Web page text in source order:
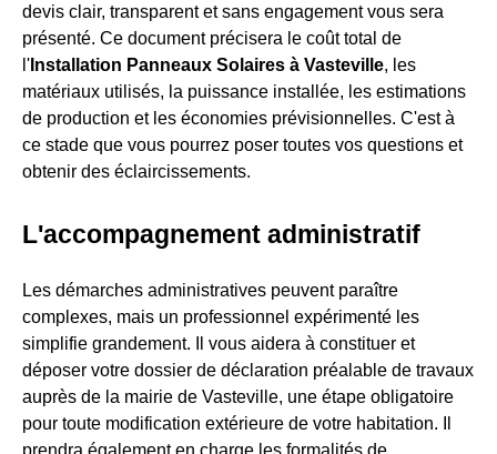
devis clair, transparent et sans engagement vous sera
présenté. Ce document précisera le coût total de
l' Installation Panneaux Solaires à Vasteville, les
matériaux utilisés, la puissance installée, les estimations
de production et les économies prévisionnelles. C'est à
ce stade que vous pourrez poser toutes vos questions et
obtenir des éclaircissements.
L'accompagnement administratif
Les démarches administratives peuvent paraître
complexes, mais un professionnel expérimenté les
simplifie grandement. Il vous aidera à constituer et
déposer votre dossier de déclaration préalable de travaux
auprès de la mairie de Vasteville, une étape obligatoire
pour toute modification extérieure de votre habitation. Il
prendra également en charge les formalités de